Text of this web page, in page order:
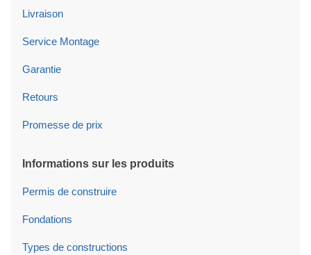
Livraison
Service Montage
Garantie
Retours
Promesse de prix
Informations sur les produits
Permis de construire
Fondations
Types de constructions